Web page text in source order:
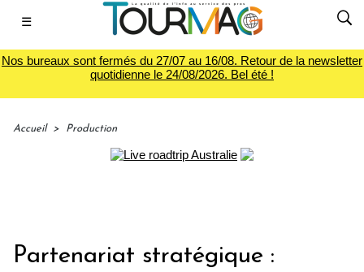
☰
Nos bureaux sont fermés du 27/07 au 16/08. Retour de la newsletter
quotidienne le 24/08/2026. Bel été !
Accueil > Production
Partenariat stratégique :